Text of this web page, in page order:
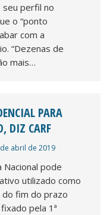
seu perfil no
o “ponto
com a
“Dezenas de
mais…
PARA
DIZ CARF
abril de 2019
Nacional pode
utilizado como
fim do prazo
pela 1ª